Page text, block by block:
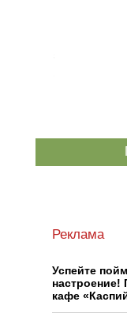
Реклама
Успейте
настроение!
кафе